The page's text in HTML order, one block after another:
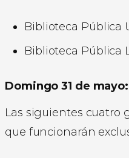
Biblioteca Pública
Biblioteca Pública
Domingo 31 de
Las siguientes cuatro
que funcionarán